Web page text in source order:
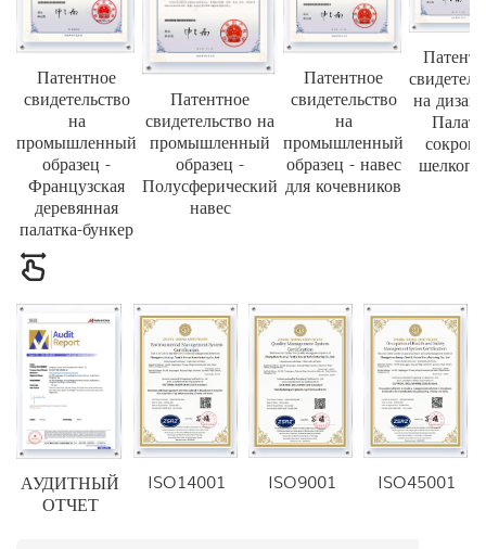
Патентное
свидетельство
на
промышленный
образец -
Французская
деревянная
палатка-бункер
Патентное
свидетельство на
промышленный
образец -
Полусферический
навес
Патентное
свидетельство
на
промышленный
образец - навес
для кочевников
на
АУДИТНЫЙ
ОТЧЕТ
ISO14001 ISO9001 ISO45001